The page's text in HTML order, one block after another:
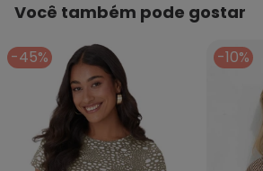
Você também pode gostar
-45% -10%